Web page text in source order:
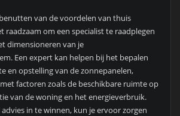
van de voordelen van thuis
raadzaam om een specialist te raadplegen
dimensioneren van je
Een expert kan helpen bij het bepalen
en opstelling van de zonnepanelen,
factoren zoals de beschikbare ruimte op
van de woning en het energieverbruik.
in te winnen, kun je ervoor zorgen